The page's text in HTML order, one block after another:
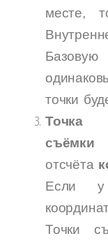
месте,
точки
Точка
съёмки
отсчёта
Если у
Точки